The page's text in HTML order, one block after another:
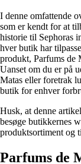
I denne omfattende
som er kendt for at
historie til Sephoras
hver butik har
produkt, Parfums de
Uanset om du er på
Matas eller foretrak
butik for enhver
Husk, at denne
besøge butikkernes
produktsortiment og
Parfums de